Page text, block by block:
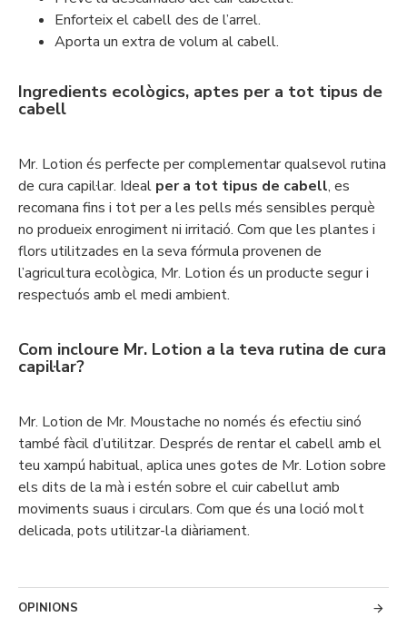
Enforteix el cabell des de l’arrel.
Aporta un extra de volum al cabell.
Ingredients ecològics, aptes per a tot tipus de
cabell
Mr. Lotion és perfecte per complementar qualsevol rutina
de cura capil·lar. Ideal per a tot tipus de cabell, es
recomana fins i tot per a les pells més sensibles perquè
no produeix enrogiment ni irritació. Com que les plantes i
flors utilitzades en la seva fórmula provenen de
l’agricultura ecològica, Mr. Lotion és un producte segur i
respectuós amb el medi ambient.
Com incloure Mr. Lotion a la teva rutina de cura
capil·lar?
Mr. Lotion de Mr. Moustache no només és efectiu sinó
també fàcil d’utilitzar. Després de rentar el cabell amb el
teu xampú habitual, aplica unes gotes de Mr. Lotion sobre
els dits de la mà i estén sobre el cuir cabellut amb
moviments suaus i circulars. Com que és una loció molt
delicada, pots utilitzar-la diàriament.
OPINIONS